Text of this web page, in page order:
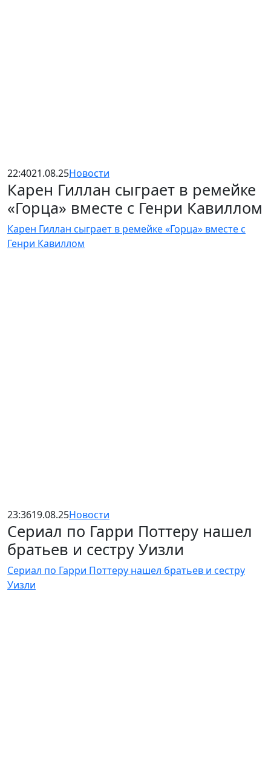
22:4021.08.25Новости
Карен Гиллан сыграет в ремейке
«Горца» вместе с Генри Кавиллом
Карен Гиллан сыграет в ремейке «Горца» вместе с
Генри Кавиллом
23:3619.08.25Новости
Сериал по Гарри Поттеру нашел
братьев и сестру Уизли
Сериал по Гарри Поттеру нашел братьев и сестру
Уизли